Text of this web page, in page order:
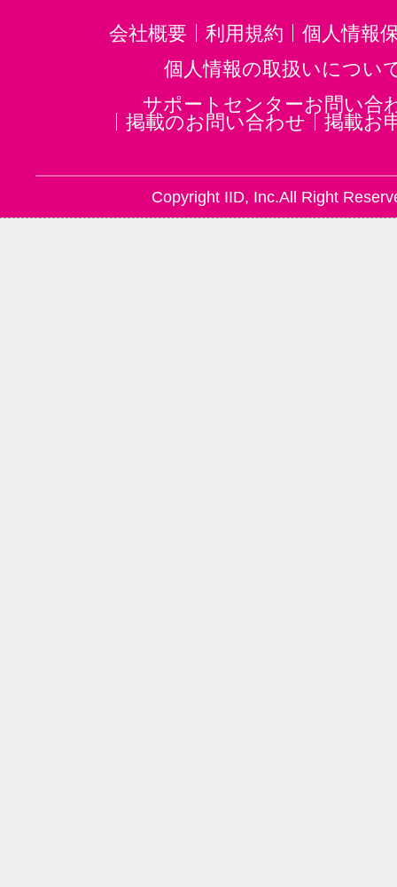
会社概要 利用規約
個人情報
個人情報の取扱いについ
サポートセンターお問い合
掲載のお問い合わせ
掲載お
Copyright IID, Inc.All Right